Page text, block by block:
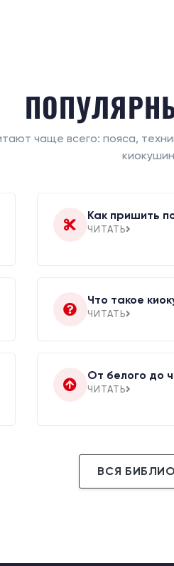
чаще всего: пояса,
Как пришить
ЧИТАТЬ
Что такое
ЧИТАТЬ
От белого до
ЧИТАТЬ
ВСЯ